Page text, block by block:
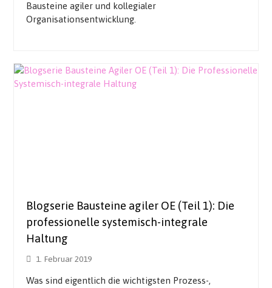
Bausteine agiler und kollegialer
Organisationsentwicklung.
Blogserie Bausteine agiler OE (Teil 1): Die
professionelle systemisch-integrale
Haltung
1. Februar 2019
Was sind eigentlich die wichtigsten Prozess-,